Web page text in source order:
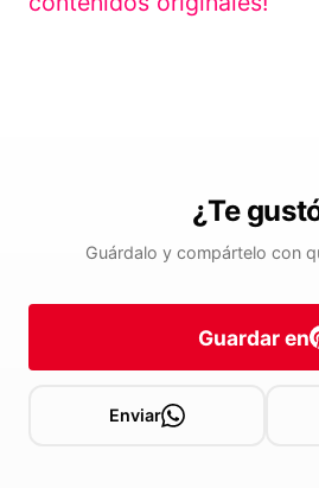
¿Te
Guárdalo y compártelo con
Guardar en
Enviar